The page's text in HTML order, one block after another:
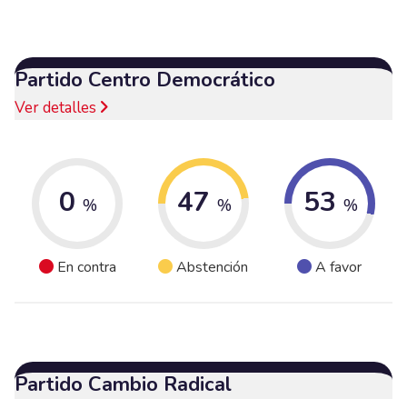
Partido Centro Democrático
Ver detalles
0 %
En contra
47 %
Abstención
53 %
A favor
Partido Cambio Radical